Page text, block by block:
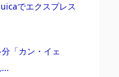
でエクスプレス
「カン・イェ